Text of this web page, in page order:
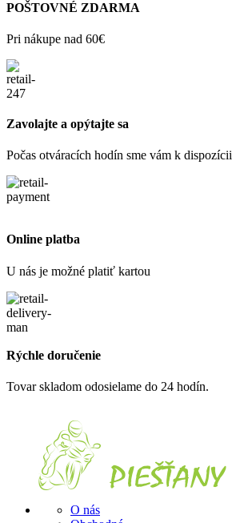
POŠTOVNÉ ZDARMA
Pri nákupe nad 60€
Zavolajte a opýtajte sa
Počas otváracích hodín sme vám k dispozícii
Online platba
U nás je možné platiť kartou
Rýchle doručenie
Tovar skladom odosielame do 24 hodín.
O nás